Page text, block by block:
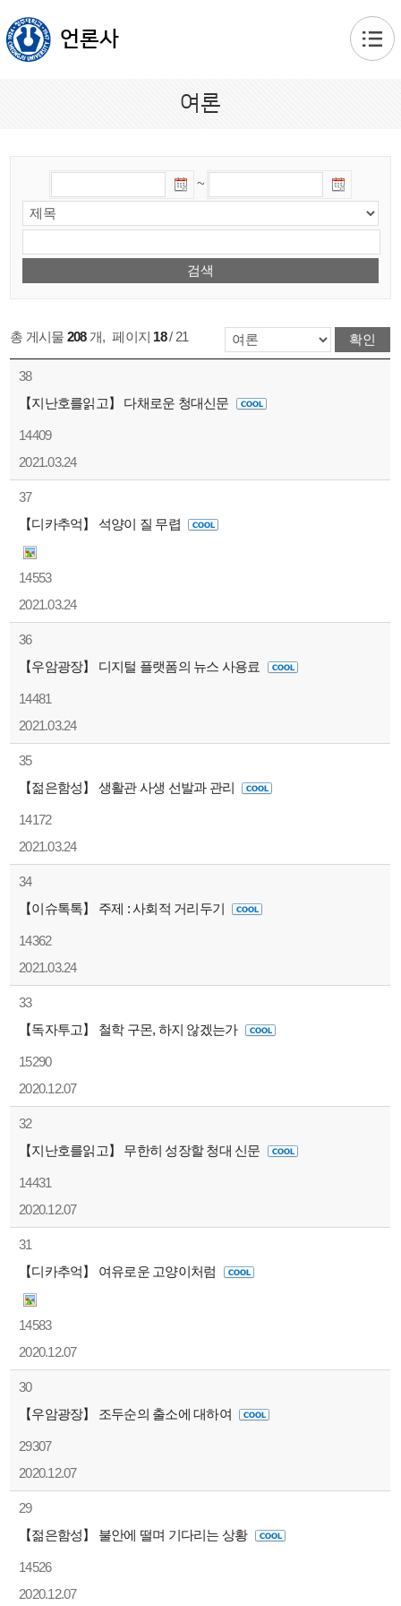
언론사
여론
~
총 게시물 208개, 페이지 18/ 21
38
【지난호를읽고】 다채로운 청대신문
14409
2021.03.24
37
【디카추억】 석양이 질 무렵
14553
2021.03.24
36
【우암광장】 디지털 플랫폼의 뉴스 사용료
14481
2021.03.24
35
【젊은함성】 생활관 사생 선발과 관리
14172
2021.03.24
34
【이슈톡톡】 주제 : 사회적 거리두기
14362
2021.03.24
33
【독자투고】 철학 구몬, 하지 않겠는가
15290
2020.12.07
32
【지난호를읽고】 무한히 성장할 청대 신문
14431
2020.12.07
31
【디카추억】 여유로운 고양이처럼
14583
2020.12.07
30
【우암광장】 조두순의 출소에 대하여
29307
2020.12.07
29
【젊은함성】 불안에 떨며 기다리는 상황
14526
2020.12.07